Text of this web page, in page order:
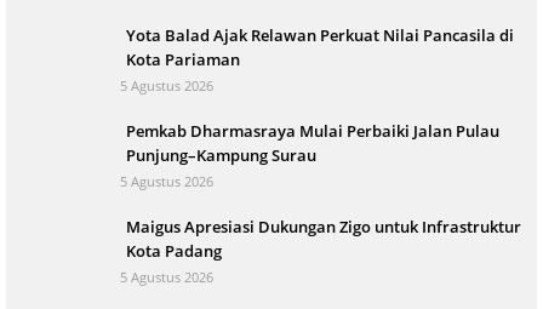
Yota Balad Ajak Relawan Perkuat Nilai Pancasila di
Kota Pariaman
5 Agustus 2026
Pemkab Dharmasraya Mulai Perbaiki Jalan Pulau
Punjung–Kampung Surau
5 Agustus 2026
Maigus Apresiasi Dukungan Zigo untuk Infrastruktur
Kota Padang
5 Agustus 2026